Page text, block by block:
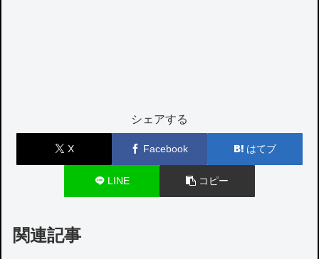
シェアする
X Facebook はてブ
LINE コピー
関連記事